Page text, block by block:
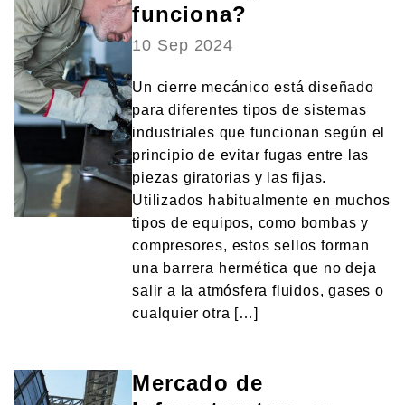
funciona?
10 Sep 2024
Un cierre mecánico está diseñado
para diferentes tipos de sistemas
industriales que funcionan según el
principio de evitar fugas entre las
piezas giratorias y las fijas.
Utilizados habitualmente en muchos
tipos de equipos, como bombas y
compresores, estos sellos forman
una barrera hermética que no deja
salir a la atmósfera fluidos, gases o
cualquier otra […]
Mercado de